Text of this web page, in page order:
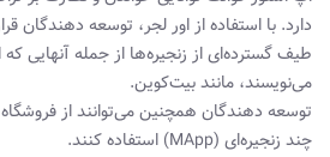
دارد. با استفاده از اور لجر، توسعه دهندگان
طیف گسترده‌ای از زنجیره‌ها از جمله آنهایی که
می‌نویسند، مانند بیت‌کوین.
توسعه دهندگان همچنین می‌توانند از فروشگاه
چند زنجیره‌ای (MApp) استفاده کنند.